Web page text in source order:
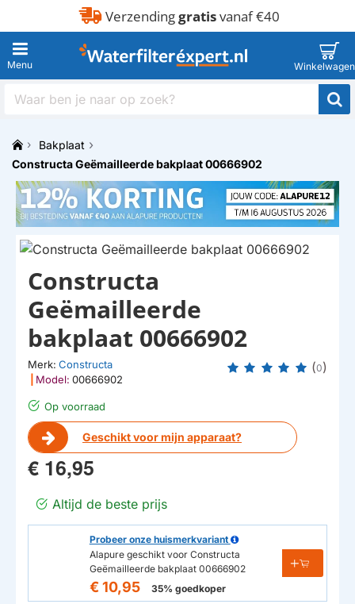
Verzendinggratisvanaf €40
Waar
naar
oph
m
e
Bakplaat
Constructa Geëmailleerde bakplaat 00666902
Op voorraad
Geschikt voor mijn apparaat?
Constructa
Geëmailleerde
bakplaat 00666902
Merk: Constructa
Model: 00666902
(0)
€ 16,95
Altijd de beste prijs
Probeer onze huismerkvariant
Alapure geschikt voor Constructa
Geëmailleerde bakplaat 00666902
€ 10,95 35% goedkoper